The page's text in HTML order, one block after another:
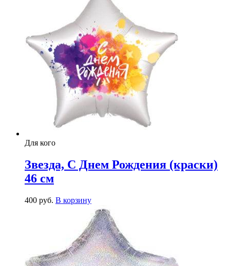
Для кого
Звезда, С Днем Рождения (краски)
46 см
400 руб. В корзину